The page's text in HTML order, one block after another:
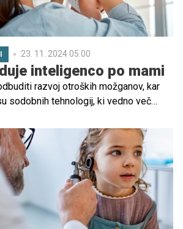
23. 11. 2024 05.00
inteligenco po mami
razvoj otroških možganov, kar
sodobnih tehnologij, ki vedno več